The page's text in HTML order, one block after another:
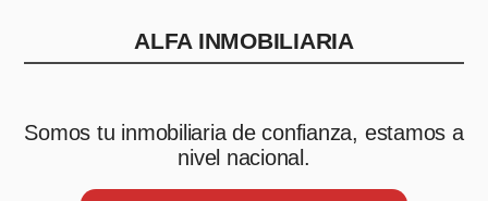
ALFA INMOBILIARIA
Somos tu inmobiliaria de confianza, estamos a
nivel nacional.